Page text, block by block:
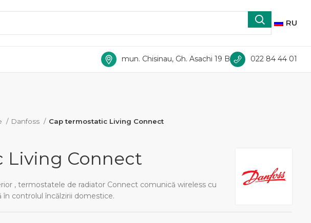
RU
mun. Chisinau, Gh. Asachi 19 B 022 84 44 01
Danfoss Cap termostatic Living Connect
Living Connect
, termostatele de radiator Connect comunică wireless cu
controlul încălzirii domestice.